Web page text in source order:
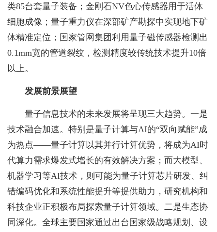
类85台套量子装备；金刚石NV色心传感器用于活体
细胞成像；量子重力仪在深部矿产勘探中实现地下矿
体精准定位；国家管网集团利用量子磁传感器检测出
0.1mm宽的管道裂纹，检测精度较传统技术提升10倍
以上。
发展前景展望
量子信息技术的未来发展将呈现三大趋势。一是
技术融合加速。特别是量子计算与AI的“双向赋能”成
为热点——量子计算以其并行计算优势，将成为AI时
代算力需求爆发式增长的有效解决方案；而大模型、
机器学习等AI技术，则可能为量子计算芯片研发、纠
错编码优化和系统性能提升等提供助力，研究机构和
科技企业正积极布局探索量子计算领域。二是生态协
同深化。全球主要国家通过出台国家级战略规划、设